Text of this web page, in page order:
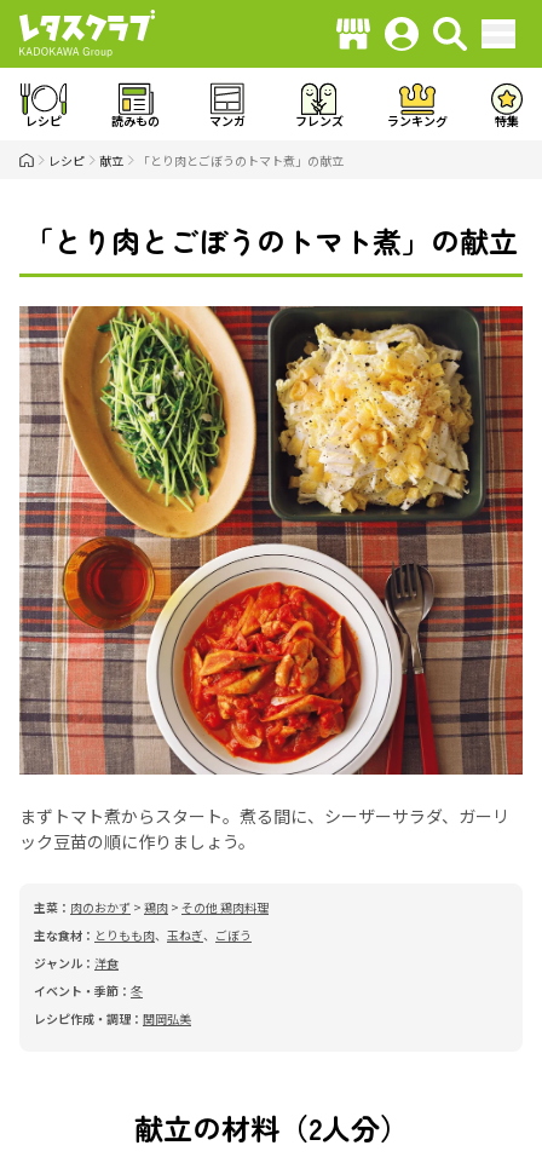
レシピ 読みもの マンガ フレンズ ランキング 特集
レシピ 献立 「とり肉とごぼうのトマト煮」の献立
「とり肉とごぼうのトマト煮」の献立
まずトマト煮からスタート。煮る間に、シーザーサラダ、ガーリ
ック豆苗の順に作りましょう。
主菜： 肉のおかず > 鶏肉 > その他 鶏肉料理
主な食材： とりもも肉、 玉ねぎ、 ごぼう
ジャンル： 洋食
イベント・季節： 冬
レシピ作成・調理： 関岡弘美
献立の材料（2人分）